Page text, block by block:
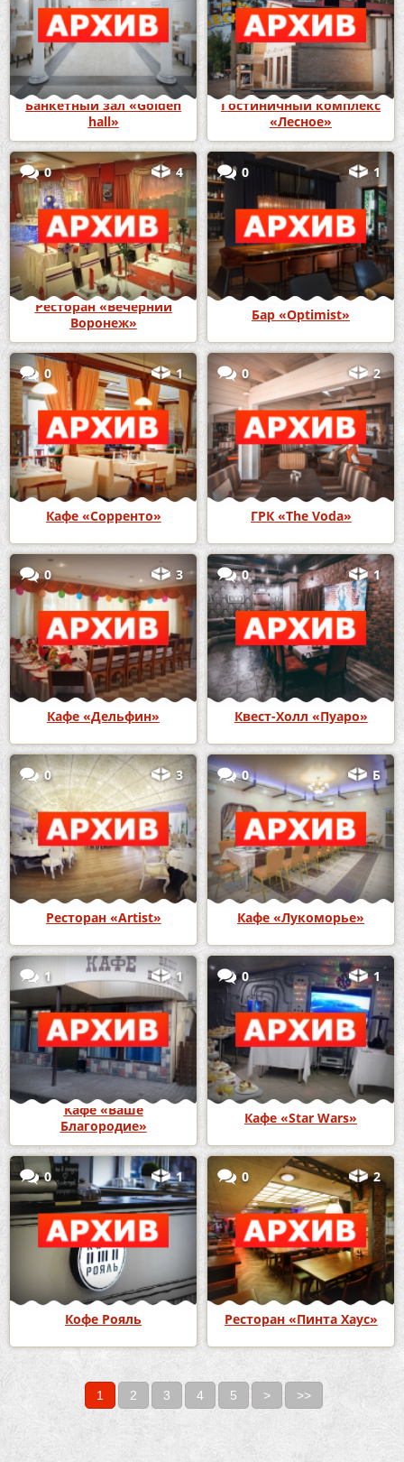
Банкетный зал «Golden
hall»
Гостиничный комплекс
«Лесное»
0 4
Ресторан «Вечерний
Воронеж»
0 1
Бар «Optimist»
0 1
Кафе «Сорренто»
0 2
ГРК «The Voda»
0 3
Кафе «Дельфин»
0 1
Квест-Холл «Пуаро»
0 3
Ресторан «Artist»
0 Б
Кафе «Лукоморье»
1 1
Кафе «Ваше
Благородие»
0 1
Кафе «Star Wars»
0 1
Кофе Рояль
0 2
Ресторан «Пинта Хаус»
Страницы 1 2 3 4 5 > >>